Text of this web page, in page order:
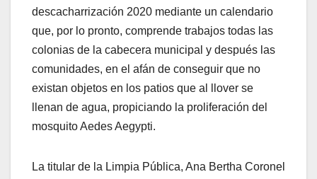
descacharrización 2020 mediante un calendario
que, por lo pronto, comprende trabajos todas las
colonias de la cabecera municipal y después las
comunidades, en el afán de conseguir que no
existan objetos en los patios que al llover se
llenan de agua, propiciando la proliferación del
mosquito Aedes Aegypti.
La titular de la Limpia Pública, Ana Bertha Coronel